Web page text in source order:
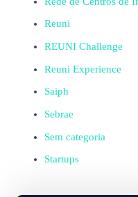
Reuni
REUNI Challenge
Reuni Experience
Saiph
Sebrae
Sem categoria
Startups